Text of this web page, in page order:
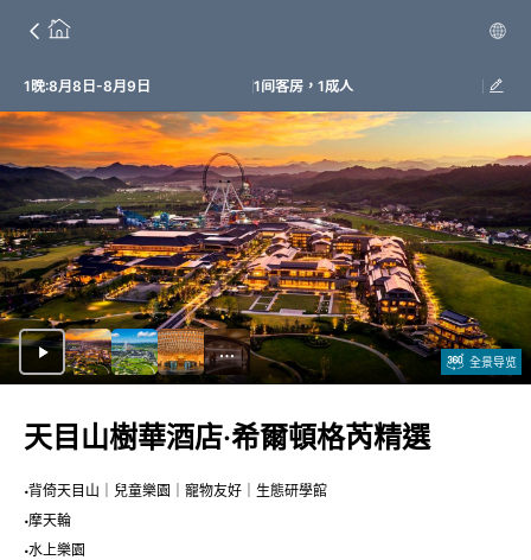
1晚:8月8日-8月9日 1间客房，1成人
全景导览
天目山樹華酒店·希爾頓格芮精選
背倚天目山｜兒童樂園｜寵物友好｜生態研學館
摩天輪
水上樂園